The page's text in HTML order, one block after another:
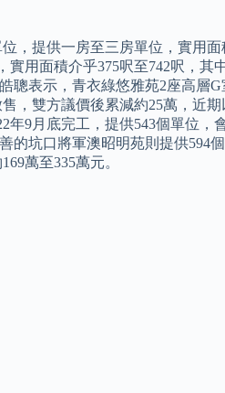
，提供一房至三房單位，實用
用面積介乎375呎至742呎，其
聰表示，青衣綠悠雅苑2座高層
，雙方議價後累減約25萬，近
年9月底完工，提供543個單位
的坑口將軍澳昭明苑則提供594
萬至335萬元。